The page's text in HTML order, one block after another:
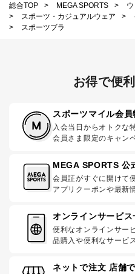
総合TOP
> MEGA SPORTS >
>
スポーツ・カジュアルウェア >
>
スポーツブラ
お得で便
スポーツマイル会員
入会当日からオトクな
会員さま限定のキャン
MEGA SPORTS 公
会員証がすぐに開けて
アプリクーポンや最新
オンラインサービス
便利なオンラインサー
品購入や便利なサービ
ネットで注文 店舗